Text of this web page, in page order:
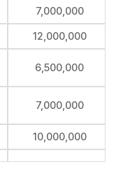
7,000,000
12,000,000
6,500,000
7,000,000
10,000,000